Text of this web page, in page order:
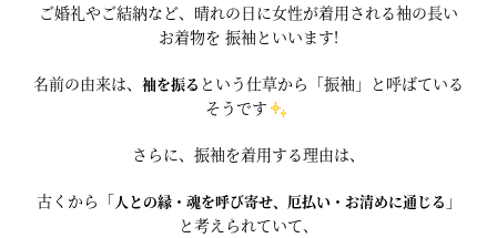
ご婚礼やご結納など、晴れの日に女性が着用される袖の長い
お着物を 振袖といいます!
名前の由来は、 袖を振る という仕草から「振袖」と呼ばている
そうです
さらに、振袖を着用する理由は、
古くから「人との縁・魂を呼び寄せ、厄払い・お清めに通じる 」
と考えられていて、